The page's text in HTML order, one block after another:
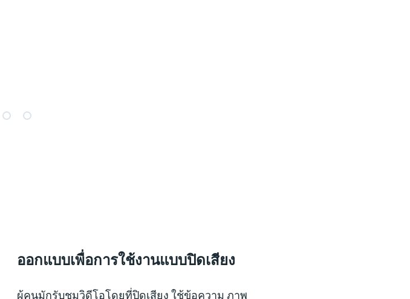
ออกแบบเพื่อการใช้งานแบบปิดเสียง
ผู้คนมักรับชมวิดีโอโดยที่ปิดเสียง ใช้ข้อความ ภาพ